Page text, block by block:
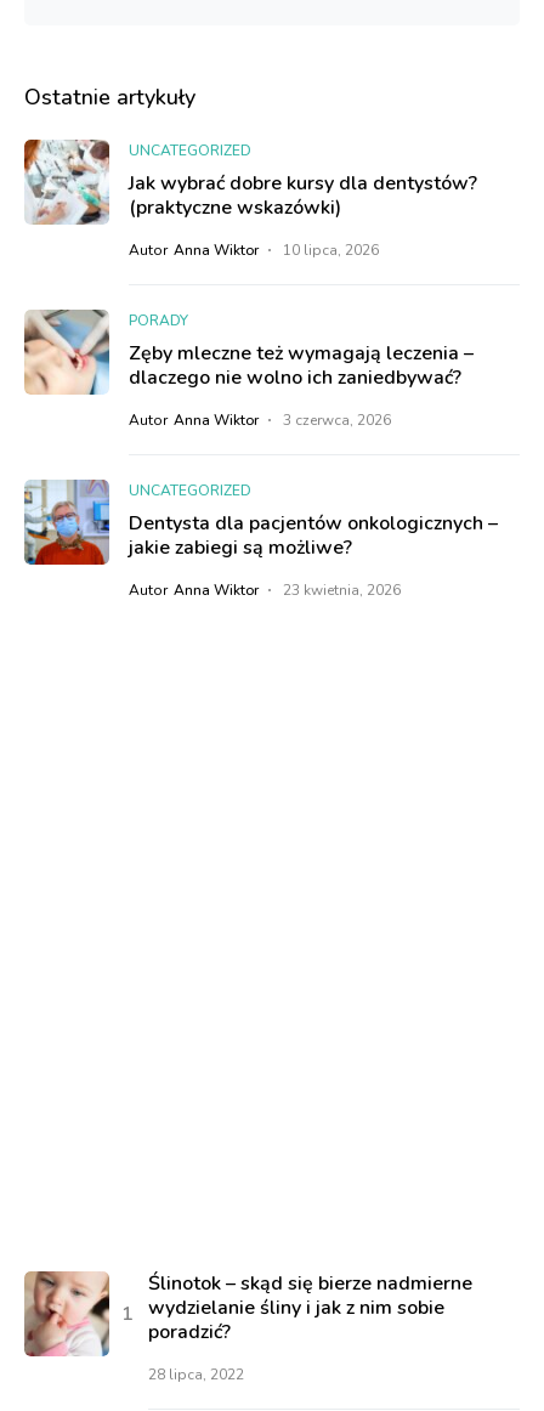
Ostatnie artykuły
UNCATEGORIZED
Jak wybrać dobre kursy dla dentystów?
(praktyczne wskazówki)
Autor Anna Wiktor 10 lipca, 2026
PORADY
Zęby mleczne też wymagają leczenia –
dlaczego nie wolno ich zaniedbywać?
Autor Anna Wiktor 3 czerwca, 2026
UNCATEGORIZED
Dentysta dla pacjentów onkologicznych –
jakie zabiegi są możliwe?
Autor Anna Wiktor 23 kwietnia, 2026
Ślinotok – skąd się bierze nadmierne
wydzielanie śliny i jak z nim sobie
poradzić?
28 lipca, 2022